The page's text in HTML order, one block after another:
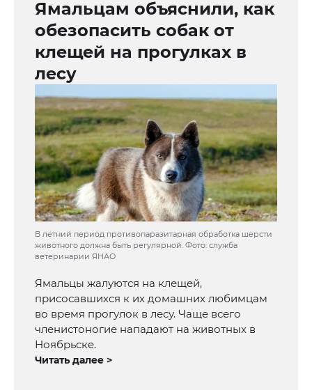
Ямальцам объяснили, как
обезопасить собак от
клещей на прогулках в
лесу
В летний период противопаразитарная обработка шерсти
животного должна быть регулярной. Фото: служба
ветеринарии ЯНАО
Ямальцы жалуются на клещей,
присосавшихся к их домашних любимцам
во время прогулок в лесу. Чаще всего
членистоногие нападают на животных в
Ноябрьске.
Читать далее >